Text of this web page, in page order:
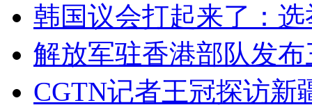
韩国议会打起来了：
解放军驻香港部队发
CGTN记者王冠探访新